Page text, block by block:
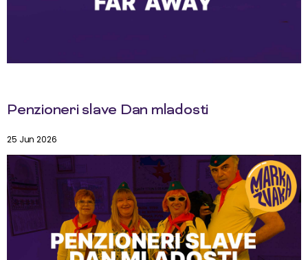
Penzioneri slave Dan mladosti
25 Jun 2026